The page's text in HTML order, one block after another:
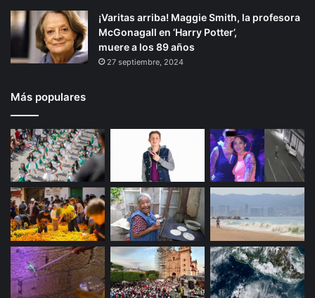
¡Varitas arriba! Maggie Smith, la profesora
McGonagall en ‘Harry Potter’,
muere a los 89 años
27 septiembre, 2024
Más populares